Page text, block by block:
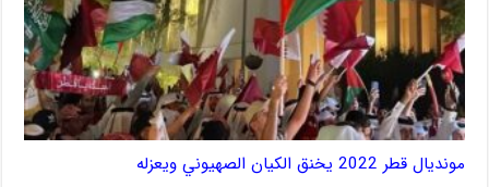
مونديال قطر 2022 يخنق الكيان الصهيوني ويعزله